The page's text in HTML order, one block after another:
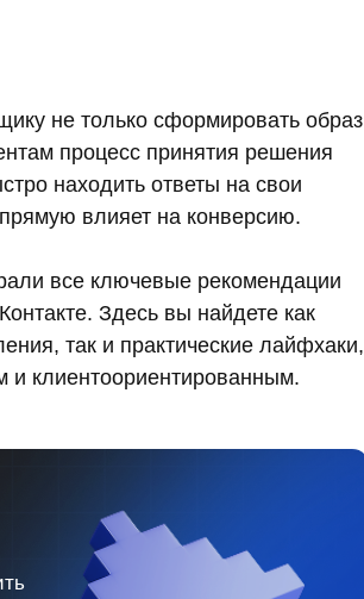
не только сформировать образ
процесс принятия решения
находить ответы на свои
влияет на конверсию.
все ключевые рекомендации
Здесь вы найдете как
так и практические лайфхаки,
и клиентоориентированным.